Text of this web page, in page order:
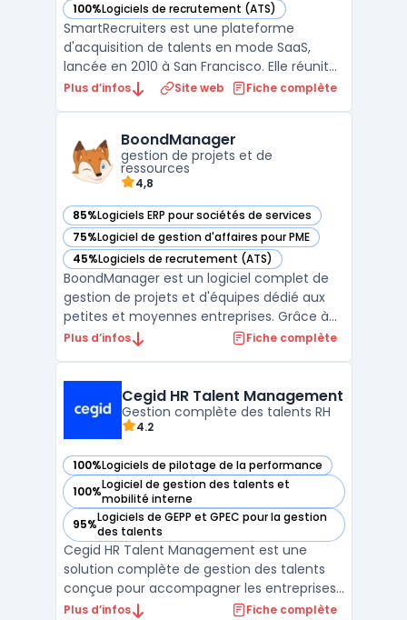
100%Logiciels de recrutement (ATS)
— voir SmartRecruiters dans cette catégorie
SmartRecruiters est une plateforme
d'acquisition de talents en mode SaaS,
lancée en 2010 à San Francisco. Elle réunit
en un seul outil le marketing RH, le suivi des
adoptée, dont des groupes cotés qui
recrutent plusieu ...
Plus d’infos Site web Fiche complète
BoondManager
gestion de projets et de
ressources
4,8
85%Logiciels ERP pour sociétés de services
— voir BoondManager dans cette catégorie
75%Logiciel de gestion d'affaires pour PME
— voir BoondManager dans cette catégorie
45%Logiciels de recrutement (ATS)
— voir BoondManager dans cette catégorie
BoondManager est un logiciel complet de
gestion de projets et d'équipes dédié aux
petites et moyennes entreprises. Grâce à
sa plateforme en ligne, les utilisateurs
ainsi que collaborer avec leur équipe en
temps r ...
Plus d’infos Fiche complète
Cegid HR Talent Management
Gestion complète des talents RH
4.2
100%Logiciels de pilotage de la performance
— voir Cegid HR Talent Management dans cette catégorie
100%Logiciel de gestion des talents et
mobilité interne
— voir Cegid HR Talent Management dans cette catégorie
95%Logiciels de GEPP et GPEC pour la gestion
des talents
— voir Cegid HR Talent Management dans cette catégorie
Cegid HR Talent Management est une
solution complète de gestion des talents
conçue pour accompagner les entreprises
dans leur transformation RH. Le logiciel
Plus d’infos Fiche complète